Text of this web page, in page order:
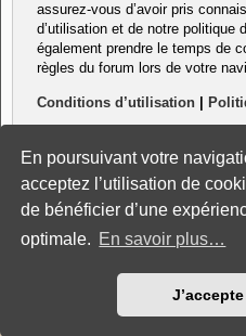
En poursuivant votre
acceptez l’utilisation de
de bénéficier d’une
optimale. En savoir plus…
J’accepte
assurez-vous d’avoir pris
d’utilisation et de notre politique
également prendre le temps de
règles du forum lors de votre
Conditions d’utilisation |
Inscription
Vers le site Accueil du forum
Développé parphpBB ® Forum Software
Style: Black-Silver-Split by Joyce&Luna